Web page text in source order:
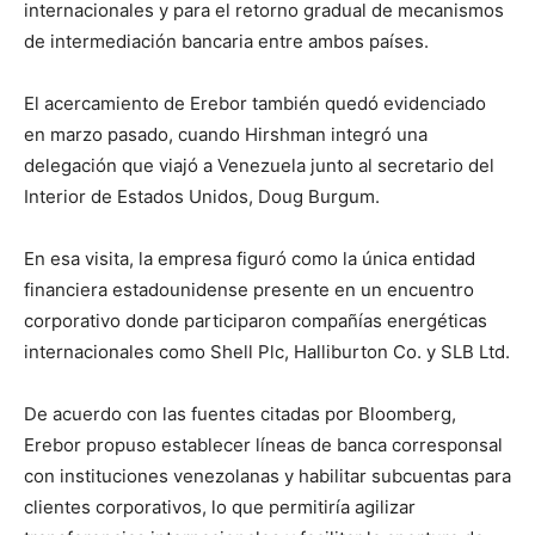
internacionales y para el retorno gradual de mecanismos
de intermediación bancaria entre ambos países.
El acercamiento de Erebor también quedó evidenciado
en marzo pasado, cuando Hirshman integró una
delegación que viajó a Venezuela junto al secretario del
Interior de Estados Unidos, Doug Burgum.
En esa visita, la empresa figuró como la única entidad
financiera estadounidense presente en un encuentro
corporativo donde participaron compañías energéticas
internacionales como Shell Plc, Halliburton Co. y SLB Ltd.
De acuerdo con las fuentes citadas por Bloomberg,
Erebor propuso establecer líneas de banca corresponsal
con instituciones venezolanas y habilitar subcuentas para
clientes corporativos, lo que permitiría agilizar